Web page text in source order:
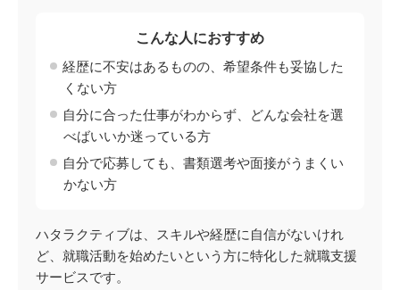
こんな人におすすめ
経歴に不安はあるものの、希望条件も妥協した
くない方
自分に合った仕事がわからず、どんな会社を選
べばいいか迷っている方
自分で応募しても、書類選考や面接がうまくい
かない方
ハタラクティブは、スキルや経歴に自信がないけれ
ど、就職活動を始めたいという方に特化した就職支援
サービスです。